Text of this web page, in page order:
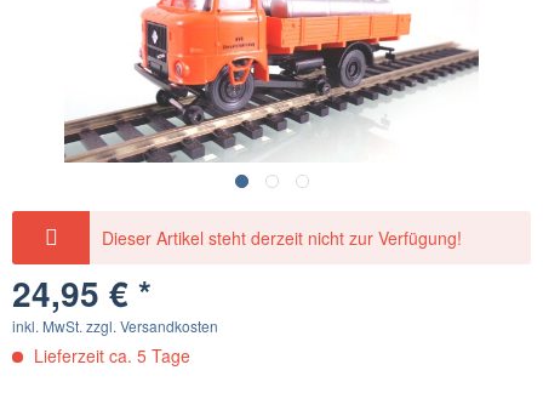
Dieser Artikel steht derzeit nicht zur Verfügung!
24,95 € *
inkl. MwSt. zzgl. Versandkosten
Lieferzeit ca. 5 Tage